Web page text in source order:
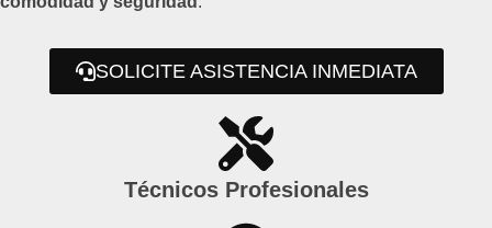
SOLICITE ASISTENCIA INMEDIATA
Técnicos Profesionales